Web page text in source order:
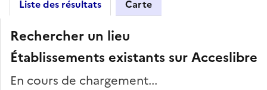
Liste des résultats Carte
Rechercher un lieu
Établissements existants sur Acceslibre
En cours de chargement...